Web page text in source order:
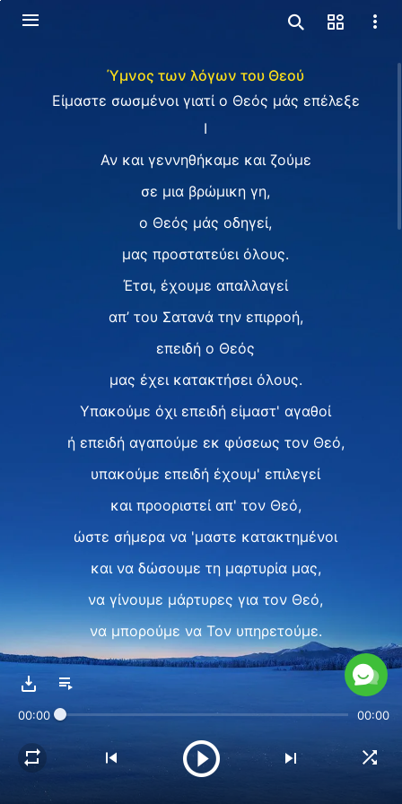
Ύμνος των λόγων του Θεού
Είμαστε σωσμένοι γιατί ο Θεός μάς επέλεξε
Ⅰ
Αν και γεννηθήκαμε και ζούμε
σε μια βρώμικη γη,
ο Θεός μάς οδηγεί,
μας προστατεύει όλους.
Έτσι, έχουμε απαλλαγεί
απ’ του Σατανά την επιρροή,
επειδή ο Θεός
μας έχει κατακτήσει όλους.
Υπακούμε όχι επειδή είμαστ' αγαθοί
ή επειδή αγαπούμε εκ φύσεως τον Θεό,
υπακούμε επειδή έχουμ' επιλεγεί
και προοριστεί απ' τον Θεό,
ώστε σήμερα να 'μαστε κατακτημένοι
και να δώσουμε τη μαρτυρία μας,
να γίνουμε μάρτυρες για τον Θεό,
να μπορούμε να Τον υπηρετούμε.
Επειδή ο Θεός μας διάλεξε
κι όλους μας προστάτεψε, έχουμε σωθεί
την άσχημη επήρεια, έχουμε λυτρωθεί.
00:00 00:00